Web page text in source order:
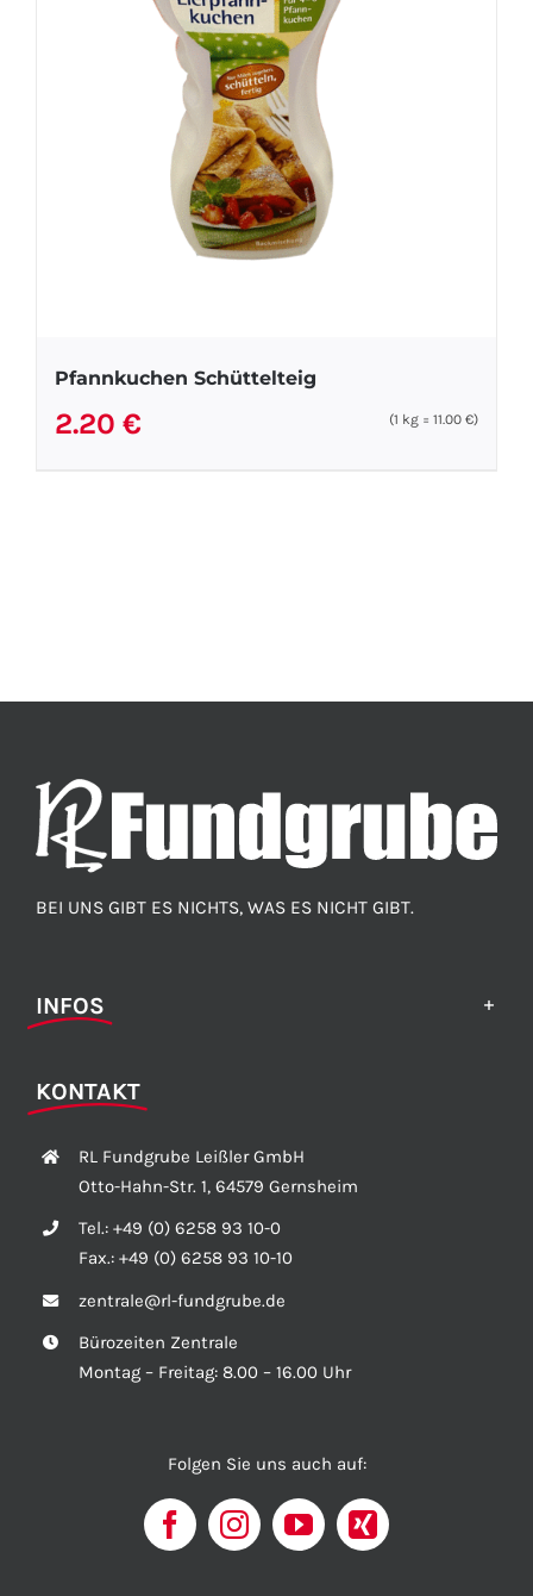
Pfannkuchen Schüttelteig
2.20 € (1 kg =11.00€)
BEI UNS GIBT ES NICHTS, WAS ES NICHT GIBT.
Folgen Sie uns auch auf:
INFOS
KONTAKT
RL Fundgrube Leißler GmbH
Otto-Hahn-Str. 1, 64579 Gernsheim
Tel.: +49 (0) 6258 93 10-0
Fax.: +49 (0) 6258 93 10-10
zentrale@rl-fundgrube.de
Bürozeiten Zentrale
Montag – Freitag: 8.00 – 16.00 Uhr